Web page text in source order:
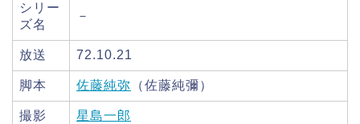
シリー
ズ名
－
放送 72.10.21
脚本 佐藤純弥 （佐藤純彌）
撮影 星島一郎